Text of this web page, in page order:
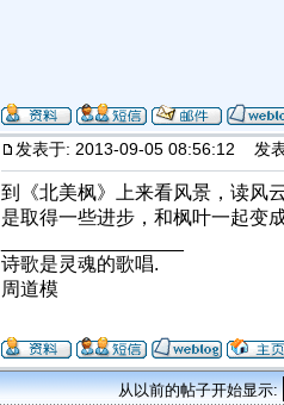
发表于: 2013-09-05 08:56:12 发
到《北美枫》上来看风景，读风
是取得一些进步，和枫叶一起变
诗歌是灵魂的歌唱.
周道模
从以前的帖子开始显示: